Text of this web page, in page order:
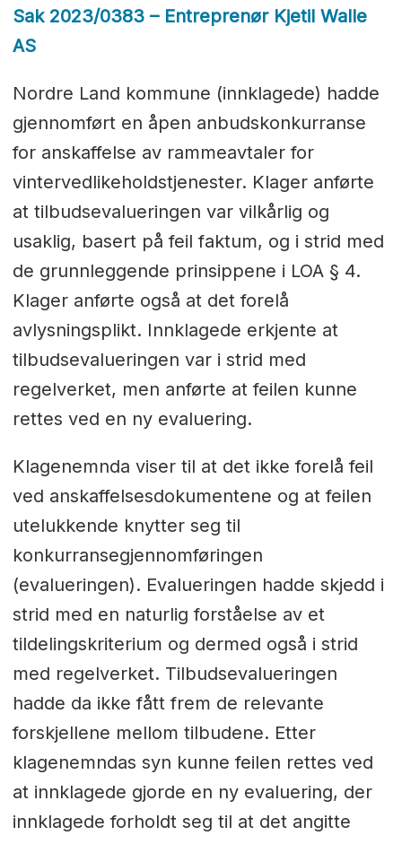
Sak 2023/0383 – Entreprenør Kjetil Walle
AS
Nordre Land kommune (innklagede) hadde
gjennomført en åpen anbudskonkurranse
for anskaffelse av rammeavtaler for
vintervedlikeholdstjenester. Klager anførte
at tilbudsevalueringen var vilkårlig og
usaklig, basert på feil faktum, og i strid med
de grunnleggende prinsippene i LOA § 4.
Klager anførte også at det forelå
avlysningsplikt. Innklagede erkjente at
tilbudsevalueringen var i strid med
regelverket, men anførte at feilen kunne
rettes ved en ny evaluering.
Klagenemnda viser til at det ikke forelå feil
ved anskaffelsesdokumentene og at feilen
utelukkende knytter seg til
konkurransegjennomføringen
(evalueringen). Evalueringen hadde skjedd i
strid med en naturlig forståelse av et
tildelingskriterium og dermed også i strid
med regelverket. Tilbudsevalueringen
hadde da ikke fått frem de relevante
forskjellene mellom tilbudene. Etter
klagenemndas syn kunne feilen rettes ved
at innklagede gjorde en ny evaluering, der
innklagede forholdt seg til at det angitte